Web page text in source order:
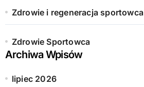
Zdrowie i regeneracja sportowca
Zdrowie Sportowca
Archiwa Wpisów
lipiec 2026